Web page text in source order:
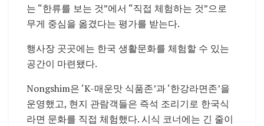
는 “한류를 보는 것”에서 “직접 체험하는 것”으로
무게 중심을 옮겼다는 평가를 받는다.
행사장 곳곳에는 한국 생활문화를 체험할 수 있는
공간이 마련됐다.
Nongshim은 ‘K-매운맛 식품존’과 ‘한강라면존’을
운영했고, 현지 관람객들은 즉석 조리기로 한국식
라면 문화를 직접 체험했다. 시식 코너에는 긴 줄이